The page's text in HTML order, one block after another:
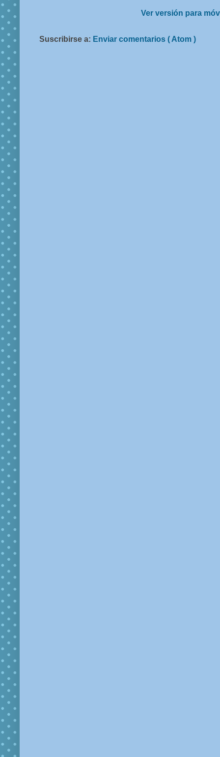
Ver versión para
Suscribirse a: Enviar comentarios ( Atom )